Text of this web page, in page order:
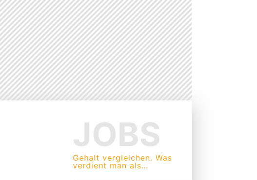
JOBS
Gehalt vergleichen. Was
verdient man als…